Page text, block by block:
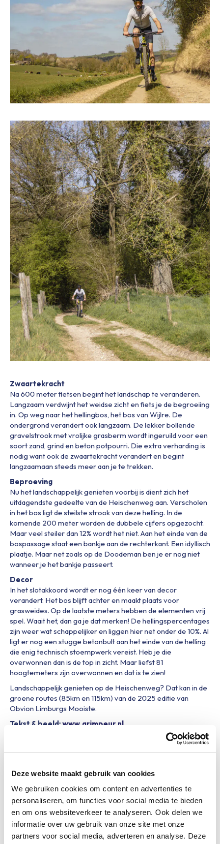
Deze website maakt gebruik van cookies
We gebruiken cookies om content en advertenties te
personaliseren, om functies voor social media te bieden
en om ons websiteverkeer te analyseren. Ook delen we
informatie over uw gebruik van onze site met onze
partners voor social media, adverteren en analyse. Deze
Zwaartekracht
Na 600 meter fietsen begint het landschap te veranderen.
Langzaam verdwijnt het weidse zicht en fiets je de begroeiing
in. Op weg naar het hellingbos, het bos van Wijlre. De
ondergrond verandert ook langzaam. De lekker bollende
gravelstrook met vrolijke grasberm wordt ingeruild voor een
soort zand, grind en beton potpourri. Die extra verharding is
nodig want ook de zwaartekracht verandert en begint
langzaamaan steeds meer aan je te trekken.
Beproeving
Nu het landschappelijk genieten voorbij is dient zich het
uitdagendste gedeelte van de Heischenweg aan. Verscholen
in het bos ligt de steilste strook van deze helling. In de
komende 200 meter worden de dubbele cijfers opgezocht.
Maar veel steiler dan 12% wordt het niet. Aan het einde van de
bospassage staat een bankje aan de rechterkant. Een idyllisch
plaatje. Maar net zoals op de Doodeman ben je er nog niet
wanneer je het bankje passeert.
Decor
In het slotakkoord wordt er nog één keer van decor
verandert. Het bos blijft achter en maakt plaats voor
grasweides. Op de laatste meters hebben de elementen vrij
spel. Waait het, dan ga je dat merken! De hellingspercentages
zijn weer wat schappelijker en liggen hier net onder de 10%. Al
ligt er nog een stugge betonbult aan het einde van de helling
die enig technisch stoempwerk vereist. Heb je die
overwonnen dan is de top in zicht. Maar liefst 81
hoogtemeters zijn overwonnen en dat is te zien!
Landschappelijk genieten op de Heischenweg? Dat kan in de
groene routes (85km en 115km) van de 2025 editie van
Obvion Limburgs Mooiste.
Tekst & beeld:www.grimpeur.nl